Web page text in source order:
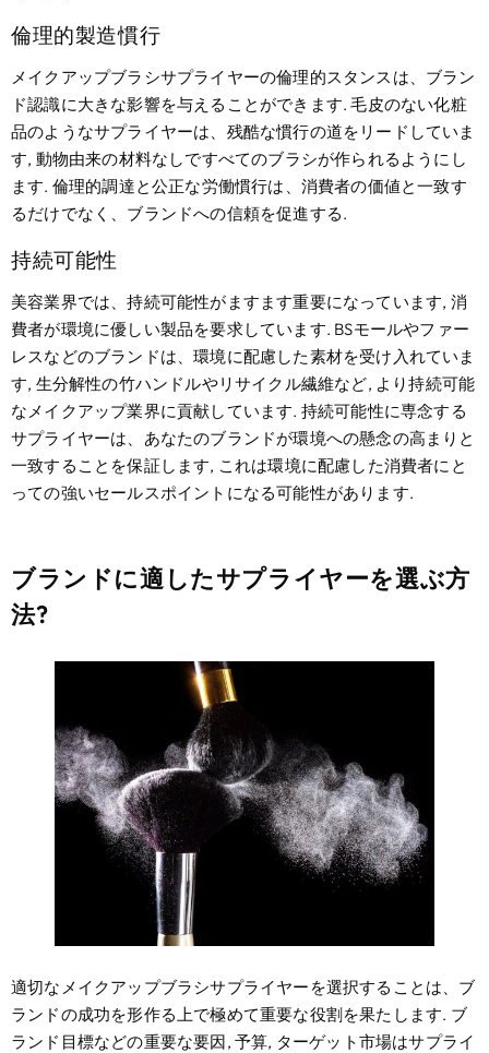
倫理的製造慣行
メイクアップブラシサプライヤーの倫理的スタンスは、ブラン
ド認識に大きな影響を与えることができます. 毛皮のない化粧
品のようなサプライヤーは、残酷な慣行の道をリードしていま
す, 動物由来の材料なしですべてのブラシが作られるようにし
ます. 倫理的調達と公正な労働慣行は、消費者の価値と一致す
るだけでなく、ブランドへの信頼を促進する.
持続可能性
美容業界では、持続可能性がますます重要になっています, 消
費者が環境に優しい製品を要求しています. BSモールやファー
レスなどのブランドは、環境に配慮した素材を受け入れていま
す, 生分解性の竹ハンドルやリサイクル繊維など, より持続可能
なメイクアップ業界に貢献しています. 持続可能性に専念する
サプライヤーは、あなたのブランドが環境への懸念の高まりと
一致することを保証します, これは環境に配慮した消費者にと
っての強いセールスポイントになる可能性があります.
ブランドに適したサプライヤーを選ぶ方
法?
適切なメイクアップブラシサプライヤーを選択することは、ブ
ランドの成功を形作る上で極めて重要な役割を果たします. ブ
ランド目標などの重要な要因, 予算, ターゲット市場はサプライ